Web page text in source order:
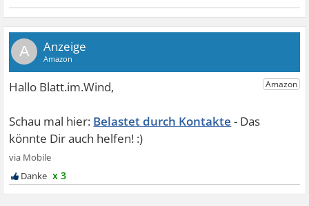
A
Belastet durch Kontakte
x 3